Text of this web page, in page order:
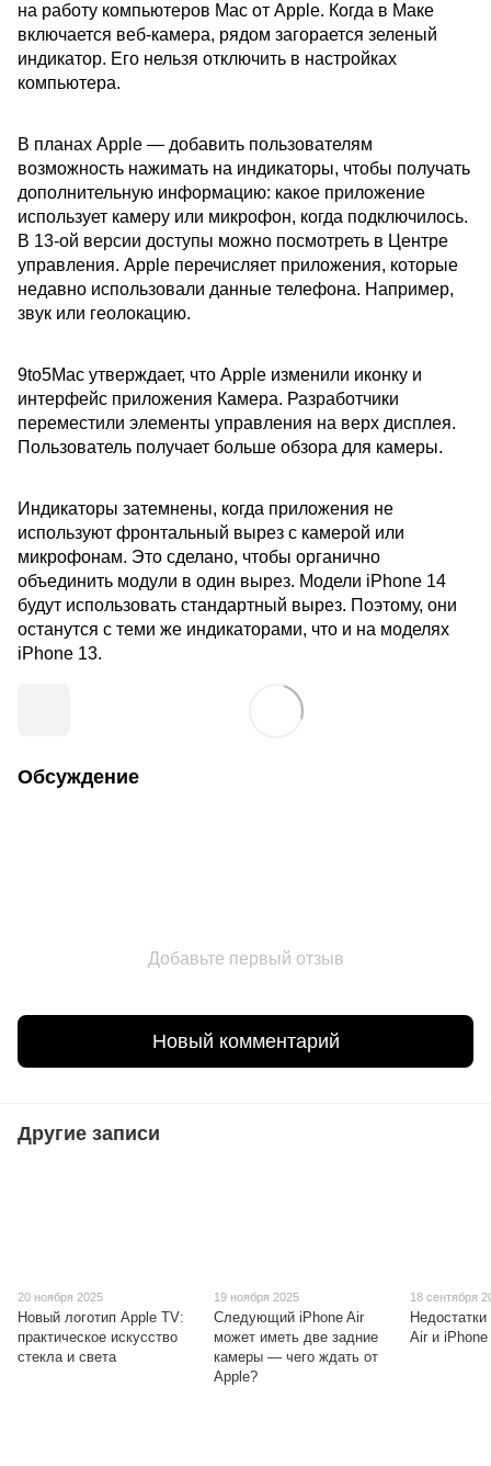
на работу компьютеров Mac от Apple. Когда в Маке
включается веб-камера, рядом загорается зеленый
индикатор. Его нельзя отключить в настройках
компьютера.
В планах Apple — добавить пользователям
возможность нажимать на индикаторы, чтобы получать
дополнительную информацию: какое приложение
использует камеру или микрофон, когда подключилось.
В 13-ой версии доступы можно посмотреть в Центре
управления. Apple перечисляет приложения, которые
недавно использовали данные телефона. Например,
звук или геолокацию.
9to5Mac утверждает, что Apple изменили иконку и
интерфейс приложения Камера. Разработчики
переместили элементы управления на верх дисплея.
Пользователь получает больше обзора для камеры.
Индикаторы затемнены, когда приложения не
используют фронтальный вырез с камерой или
микрофонам. Это сделано, чтобы органично
объединить модули в один вырез. Модели iPhone 14
будут использовать стандартный вырез. Поэтому, они
останутся с теми же индикаторами, что и на моделях
iPhone 13.
Обсуждение
Добавьте первый отзыв
Новый комментарий
Другие записи
20 ноября 2025
Новый логотип Apple TV:
практическое искусство
стекла и света
19 ноября 2025
Следующий iPhone Air
может иметь две задние
камеры — чего ждать от
Apple?
18 сентября
Air и